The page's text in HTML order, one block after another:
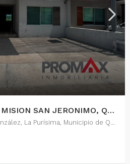
RENTA DE CASA EN MISION SAN JERONIMO, QUERETARO
Delegación Epigmenio González, La Purísima, Municipio de Querétaro, Querétaro, 76146, México